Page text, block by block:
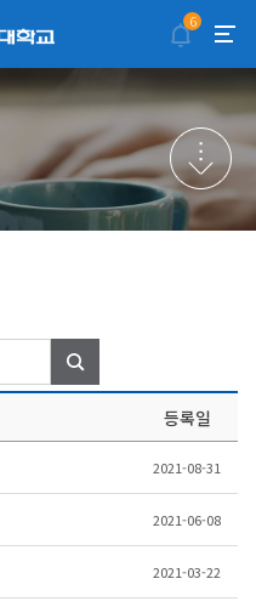
국제대학교 입학안내
산학협력단
교수학습지원센터
무선인터넷이용안내
증명발급사이트
6
등록일
2021-08-31
2021-06-08
2021-03-22